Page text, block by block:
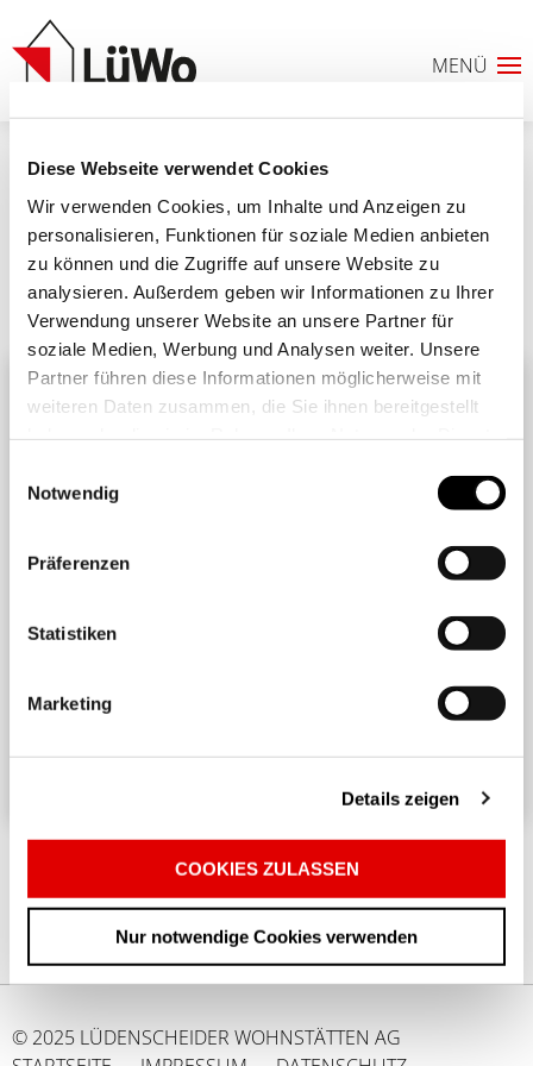
Diese Webseite verwendet Cookies
Wir verwenden Cookies, um Inhalte und Anzeigen zu
personalisieren, Funktionen für soziale Medien anbieten
zu können und die Zugriffe auf unsere Website zu
analysieren. Außerdem geben wir Informationen zu Ihrer
Verwendung unserer Website an unsere Partner für
soziale Medien, Werbung und Analysen weiter. Unsere
Partner führen diese Informationen möglicherweise mit
weiteren Daten zusammen, die Sie ihnen bereitgestellt
Cookies, wenn Sie unsere Webseite weiterhin nutzen.
Notwendig
Präferenzen
Statistiken
Marketing
Details zeigen
COOKIES ZULASSEN
Nur notwendige Cookies verwenden
Babypause_MReiswich_BB
Ähnliche Beiträge Alle Beiträge
Harmonisches Wohnen untereinander
in einem Mehrparteienhaus erfordert
Rücksichtnahme und Achtsamkeit. ...
ANFRAGELISTE
© 2025 LÜDENSCHEIDER WOHNSTÄTTEN AG